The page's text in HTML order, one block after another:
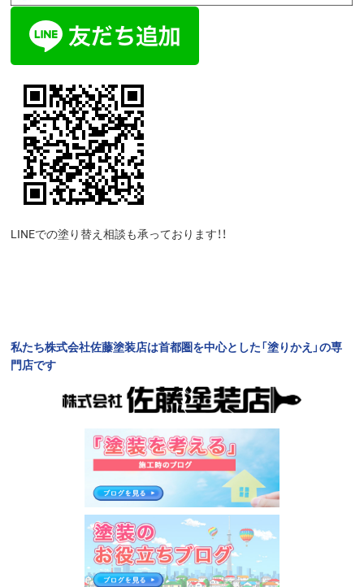
LINEでの塗り替え相談も承っております！！
私たち株式会社佐藤塗装店は首都圏を中心とした「塗りかえ」の専
門店です